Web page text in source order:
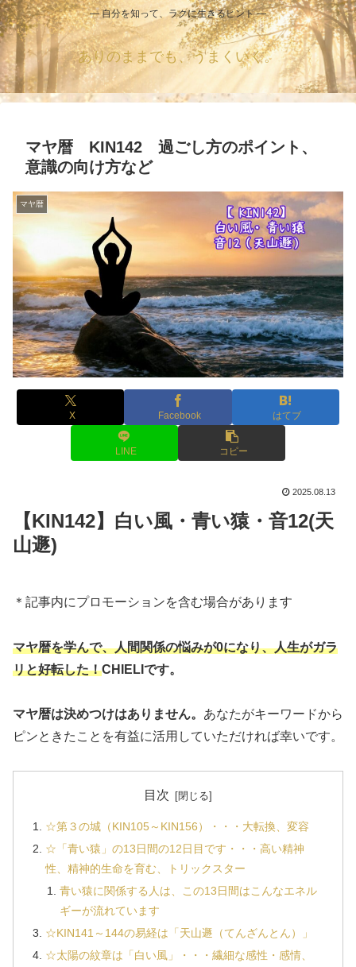
― 自分を知って、ラクに生きるヒント ―
ありのままでも、うまくいく。
マヤ暦 KIN142 過ごし方のポイント、
意識の向け方など
マヤ暦
X Facebook はてブ
LINE コピー
2025.08.13
【KIN142】白い風・青い猿・音12(天
山遯)
＊記事内にプロモーションを含む場合があります
マヤ暦を学んで、人間関係の悩みが0になり、人生がガラ
リと好転した！CHIELIです。
マヤ暦は決めつけはありません。 あなたがキーワードから
ピンときたことを有益に活用していただければ幸いです。
目次
☆第３の城（KIN105～KIN156）・・・大転換、変容
☆「青い猿」の13日間の12日目です・・・高い精神
性、精神的生命を育む、トリックスター
青い猿に関係する人は、この13日間はこんなエネル
ギーが流れています
☆KIN141～144の易経は「天山遯（てんざんとん）」
☆太陽の紋章は「白い風」・・・繊細な感性・感情、